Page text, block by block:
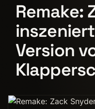
Remake:
Version